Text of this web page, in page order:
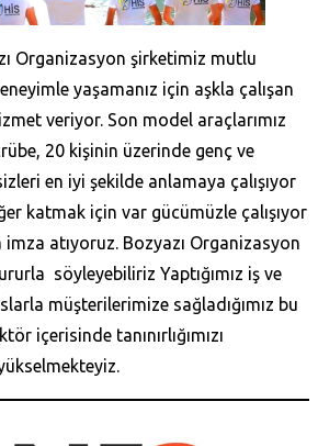
Organizasyon şirketimiz mutlu
yaşamanız için aşkla çalışan
veriyor. Son model araçlarımız
20 kişinin üzerinde genç ve
en iyi şekilde anlamaya çalışıyor
katmak için var gücümüzle çalışıyor
imza atıyoruz. Bozyazı Organizasyon
söyleyebiliriz Yaptığımız iş ve
müşterilerimize sağladığımız bu
içerisinde tanınırlığımızı